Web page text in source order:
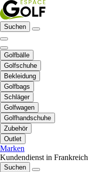
Suchen
Golfbälle
Golfschuhe
Bekleidung
Golfbags
Schläger
Golfwagen
Golfhandschuhe
Zubehör
Outlet
Marken
Kundendienst in Frankreich
Suchen